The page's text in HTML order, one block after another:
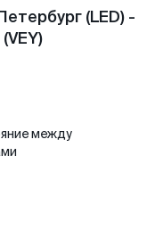
(LED) -
между